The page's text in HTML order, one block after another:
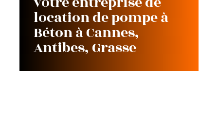
location de pompe à
Béton à Cannes,
Antibes, Grasse